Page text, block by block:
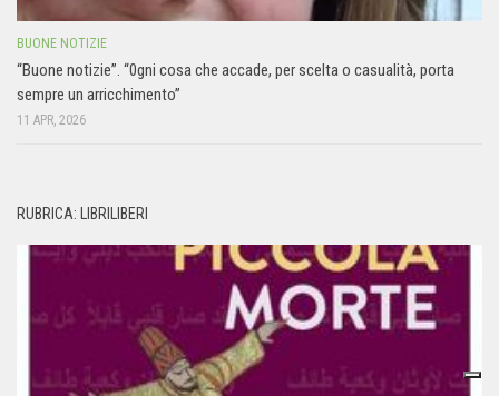
BUONE NOTIZIE
“Buone notizie”. “0gni cosa che accade, per scelta o casualità, porta
sempre un arricchimento”
11 APR, 2026
RUBRICA: LIBRILIBERI